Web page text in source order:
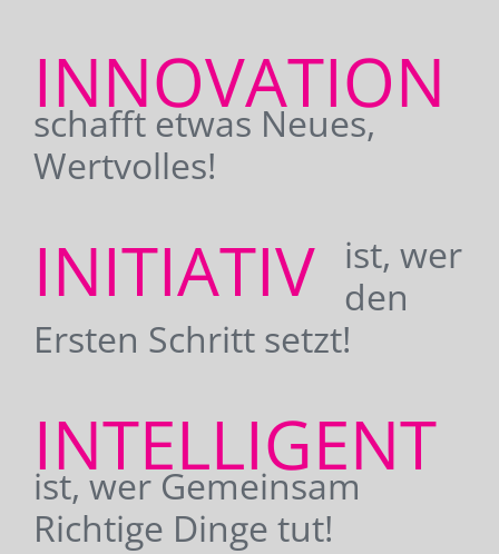
INNOVATION
schafft etwas Neues,
Wertvolles!
INITIATIV
ist, wer
den
Ersten Schritt setzt!
INTELLIGENT
ist, wer Gemeinsam
Richtige Dinge tut!